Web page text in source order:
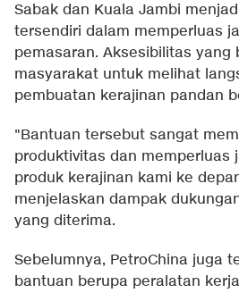
Sabak dan Kuala Jambi
tersendiri dalam memperluas
pemasaran. Aksesibilitas yang
masyarakat untuk melihat
pembuatan kerajinan pandan
"Bantuan tersebut sangat
produktivitas dan memperluas
produk kerajinan kami ke
menjelaskan dampak
yang diterima.
Sebelumnya, PetroChina juga
bantuan berupa peralatan